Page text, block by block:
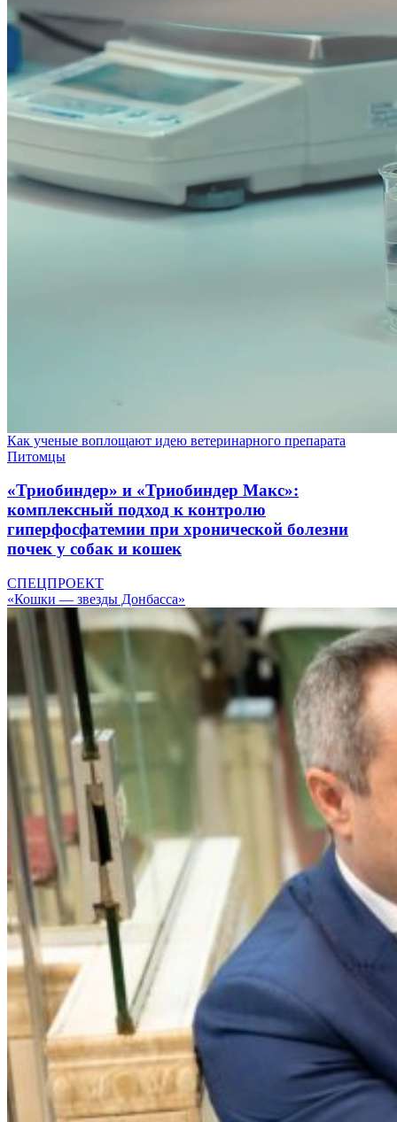
Как ученые воплощают идею ветеринарного препарата
Питомцы
«Триобиндер» и «Триобиндер Макс»:
комплексный подход к контролю
гиперфосфатемии при хронической болезни
почек у собак и кошек
СПЕЦПРОЕКТ
«Кошки — звезды Донбасса»